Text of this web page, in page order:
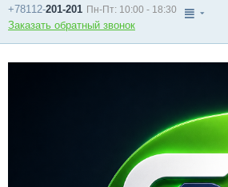
+78112-201-201 Пн-Пт: 10:00 - 18:30
Заказать обратный звонок